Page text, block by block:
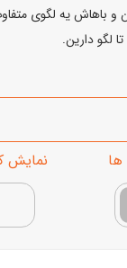
و باهاش یه لگوی
لگو‌ دارین.